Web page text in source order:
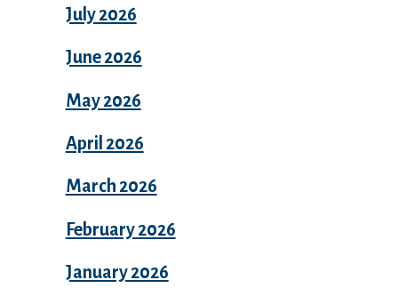
July 2026
June 2026
May 2026
April 2026
March 2026
February 2026
January 2026